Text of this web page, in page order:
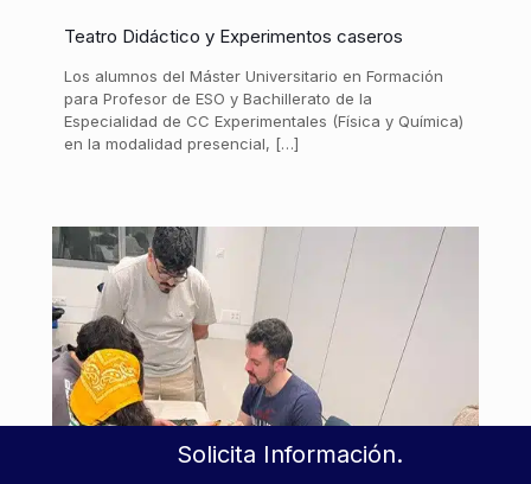
Teatro Didáctico y Experimentos caseros
Los alumnos del Máster Universitario en Formación
para Profesor de ESO y Bachillerato de la
Especialidad de CC Experimentales (Física y Química)
en la modalidad presencial, […]
Solicita Información.